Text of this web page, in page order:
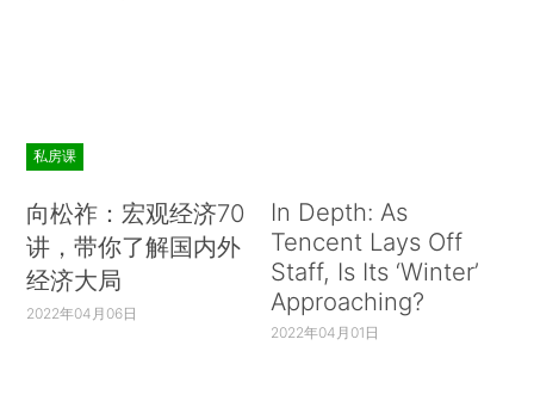
私房课
向松祚：宏观经济70
讲，带你了解国内外
经济大局
2022年04月06日
In Depth: As
Tencent Lays Off
Staff, Is Its ‘Winter’
Approaching?
2022年04月01日